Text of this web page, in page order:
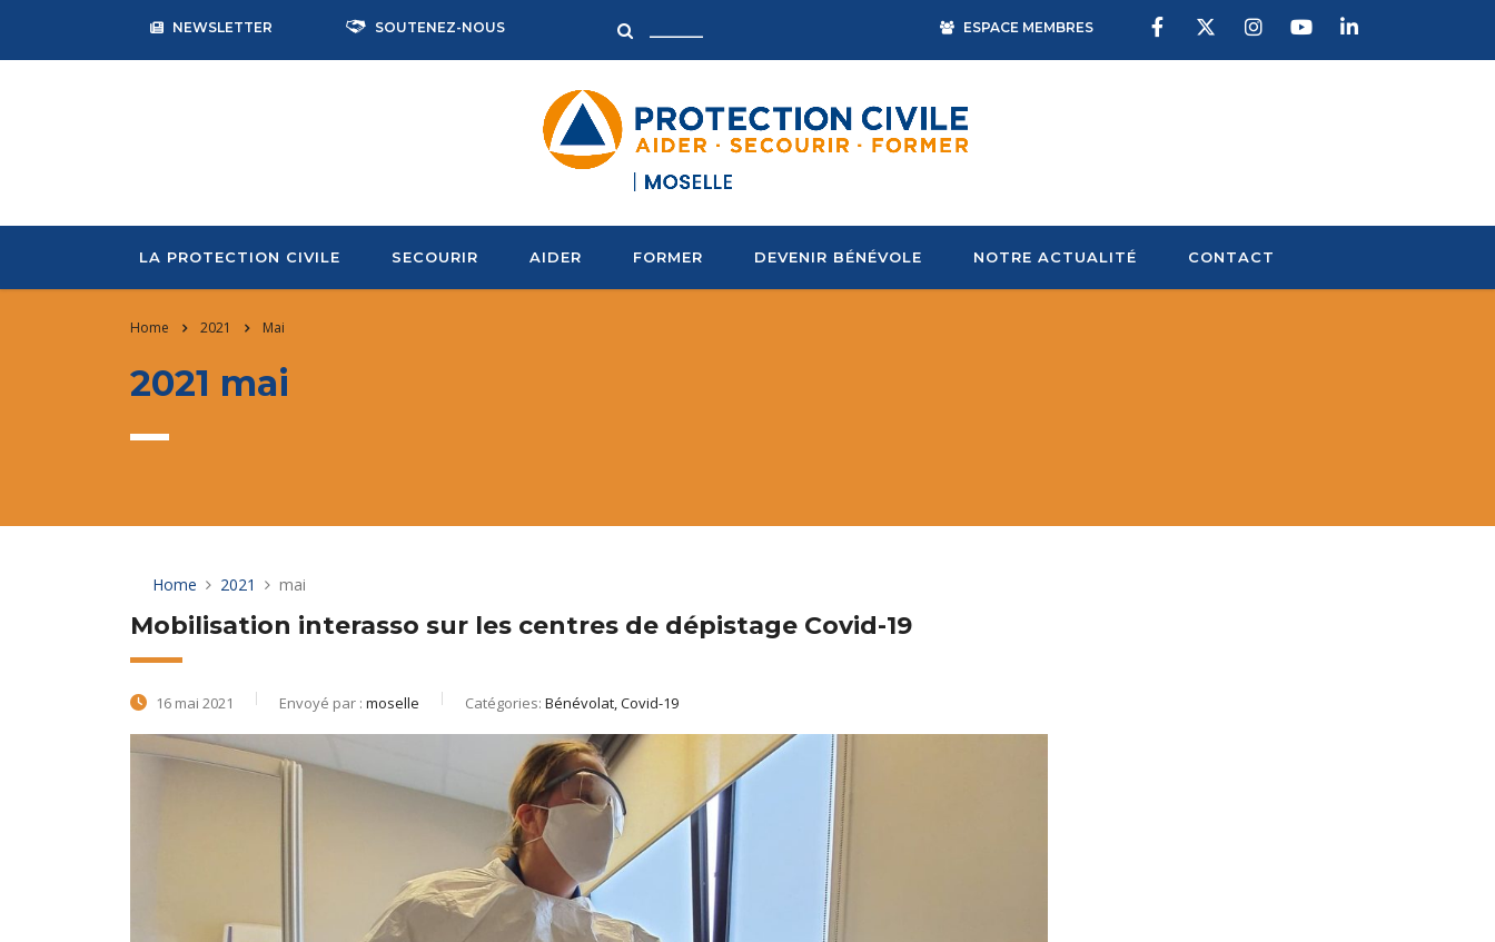
NEWSLETTER SOUTENEZ-NOUS ESPACE MEMBRES
LA PROTECTION CIVILE SECOURIR AIDER FORMER DEVENIR BÉNÉVOLE NOTRE ACTUALITÉ CONTACT
Home 2021 Mai
2021 mai
Home 2021 mai
Mobilisation interasso sur les centres de dépistage Covid-19
16 mai 2021 Envoyé par : moselle Catégories: Bénévolat, Covid-19